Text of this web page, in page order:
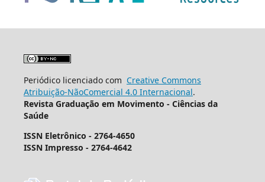
Periódico licenciado com Creative Commons
Atribuição-NãoComercial 4.0 Internacional.
Revista Graduação em Movimento - Ciências da
Saúde
ISSN Eletrônico - 2764-4650
ISSN Impresso - 2764-4642